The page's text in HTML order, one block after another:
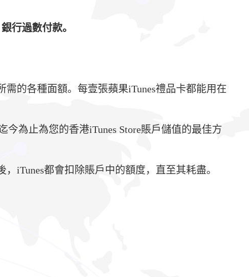
行過數付款。
的各種面額。每壹張蘋果iTunes禮品卡都能用在
為止為您的香港iTunes Store賬戶儲值的最佳方
iTunes都會扣除賬戶中的額度，直至其耗盡。